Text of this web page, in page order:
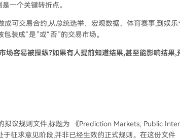
一个关键转折点。
可交易合约,从总统选举、宏观数据、体育赛事,到娱乐
装成“是”或“否”的交易市场。
场容易被操纵?如果有人提前知道结果,甚至能影响结果,
拟议规则文件,标题为 《Prediction Markets; Public
征求意见阶段,并非已经生效的正式规则。在这份文件